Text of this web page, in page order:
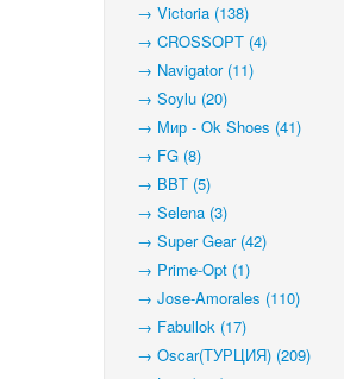
→ Victoria (138)
→ CROSSOPT (4)
→ Navigator (11)
→ Soylu (20)
→ Мир - Ok Shoes (41)
→ FG (8)
→ BBT (5)
→ Selena (3)
→ Super Gear (42)
→ Prime-Opt (1)
→ Jose-Amorales (110)
→ Fabullok (17)
→ Oscar(ТУРЦИЯ) (209)